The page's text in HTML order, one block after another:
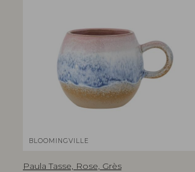
BLOOMINGVILLE
Paula Tasse, Rose, Grès